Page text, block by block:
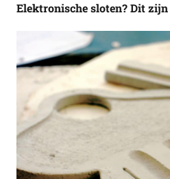
Elektronische sloten? Dit zijn